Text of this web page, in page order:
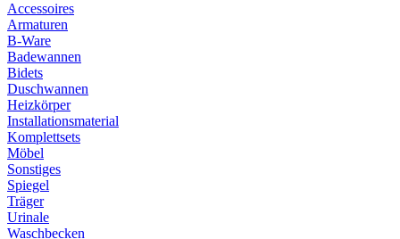
Accessoires
Armaturen
B-Ware
Badewannen
Bidets
Duschwannen
Heizkörper
Installationsmaterial
Komplettsets
Möbel
Sonstiges
Spiegel
Träger
Urinale
Waschbecken